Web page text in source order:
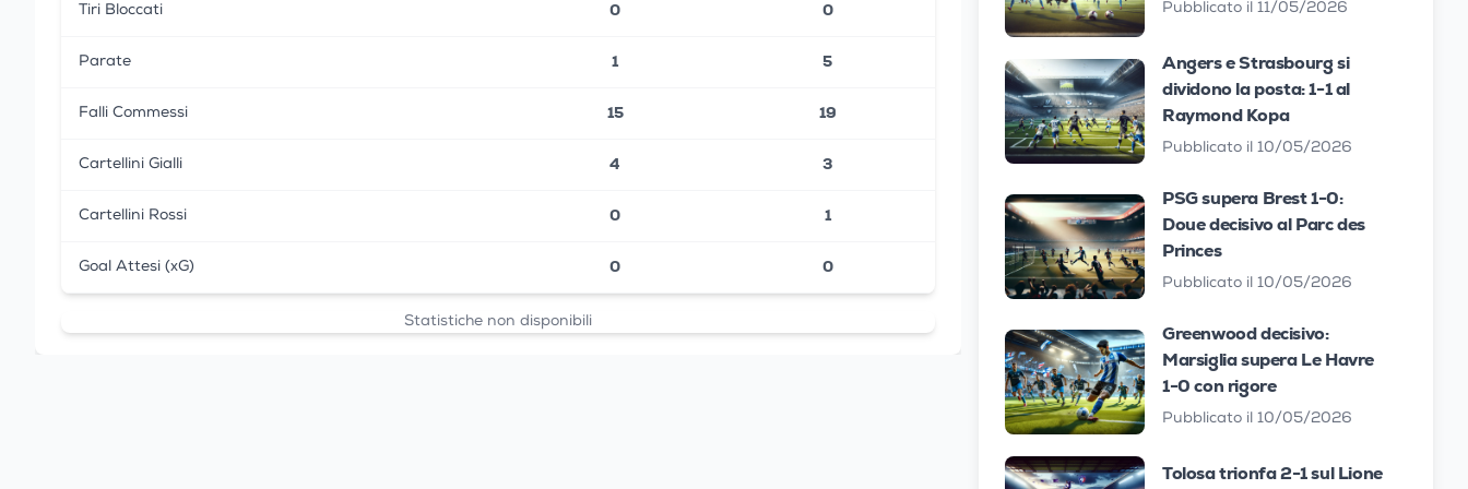
Tiri Bloccati 0 0
Parate 1 5
Falli Commessi 15 19
Cartellini Gialli 4 3
Cartellini Rossi 0 1
Goal Attesi (xG) 0 0
Statistiche non disponibili
Pubblicato il 11/05/2026
Angers e Strasbourg si
dividono la posta: 1-1 al
Raymond Kopa
Pubblicato il 10/05/2026
PSG supera Brest 1-0:
Doue decisivo al Parc des
Princes
Pubblicato il 10/05/2026
Greenwood decisivo:
Marsiglia supera Le Havre
1-0 con rigore
Pubblicato il 10/05/2026
Tolosa trionfa 2-1 sul Lione